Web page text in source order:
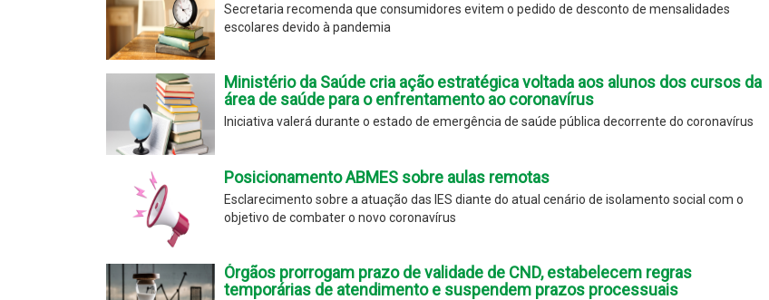
Secretaria recomenda que consumidores evitem o pedido de desconto de mensalidades
escolares devido à pandemia
Ministério da Saúde cria ação estratégica voltada aos alunos dos cursos da
área de saúde para o enfrentamento ao coronavírus
Iniciativa valerá durante o estado de emergência de saúde pública decorrente do coronavírus
Posicionamento ABMES sobre aulas remotas
Esclarecimento sobre a atuação das IES diante do atual cenário de isolamento social com o
objetivo de combater o novo coronavírus
Órgãos prorrogam prazo de validade de CND, estabelecem regras
temporárias de atendimento e suspendem prazos processuais